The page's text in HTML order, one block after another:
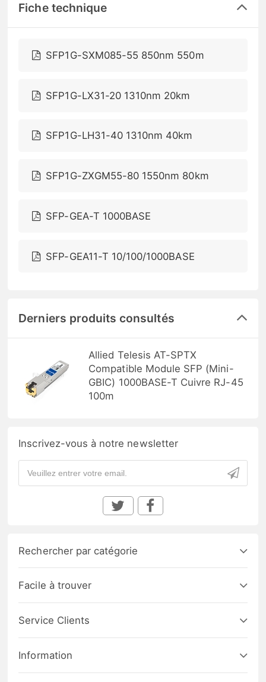
Fiche technique
SFP1G-SXM085-55 850nm 550m
SFP1G-LX31-20 1310nm 20km
SFP1G-LH31-40 1310nm 40km
SFP1G-ZXGM55-80 1550nm 80km
SFP-GEA-T 1000BASE
SFP-GEA11-T 10/100/1000BASE
Derniers produits consultés
Allied Telesis AT-SPTX
Compatible Module SFP (Mini-
GBIC) 1000BASE-T Cuivre RJ-45
100m
Inscrivez-vous à notre newsletter
Rechercher par catégorie
Facile à trouver
Service Clients
Information